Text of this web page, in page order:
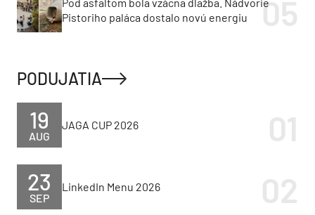
Pistoriho paláca dostalo novú energiu
PODUJATIA
AUG
19 JAGA CUP 2026
SEP
23 LinkedIn Menu 2026